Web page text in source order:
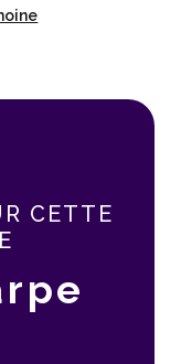
CETTE